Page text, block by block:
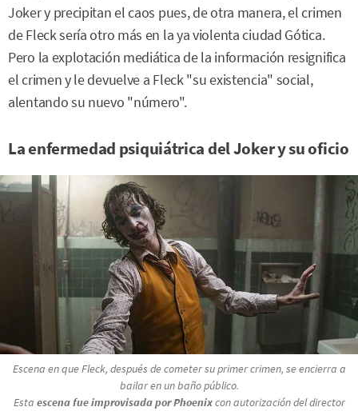
Joker y precipitan el caos pues, de otra manera, el crimen
de Fleck sería otro más en la ya violenta ciudad Gótica.
Pero la explotación mediática de la información resignifica
el crimen y le devuelve a Fleck "su existencia" social,
alentando su nuevo "número".
La enfermedad psiquiátrica del Joker y su oficio
Escena en que Fleck, después de cometer su primer crimen, se encierra a
bailar en un baño público.
Esta escena fue improvisada por Phoenixcon autorización del director